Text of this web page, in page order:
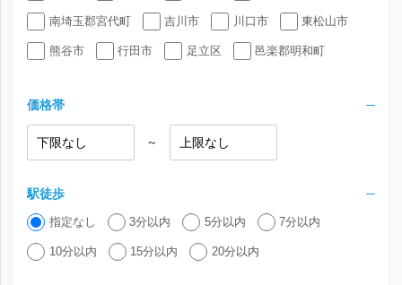
南埼玉郡宮代町 吉川市 川口市 東松山市
熊谷市 行田市 足立区 邑楽郡明和町
価格帯
～
駅徒歩
指定なし 3分以内 5分以内 7分以内
10分以内 15分以内 20分以内